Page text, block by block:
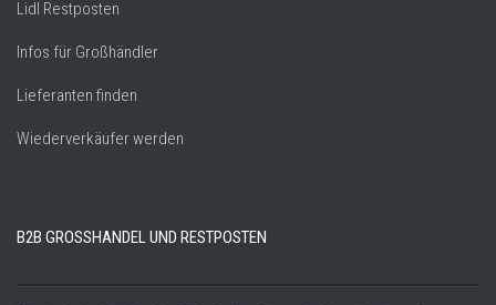
Lidl Restposten
Infos für Großhändler
Lieferanten finden
Wiederverkäufer werden
B2B GROSSHANDEL UND RESTPOSTEN